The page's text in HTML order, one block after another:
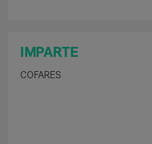
IMPARTE
COFARES